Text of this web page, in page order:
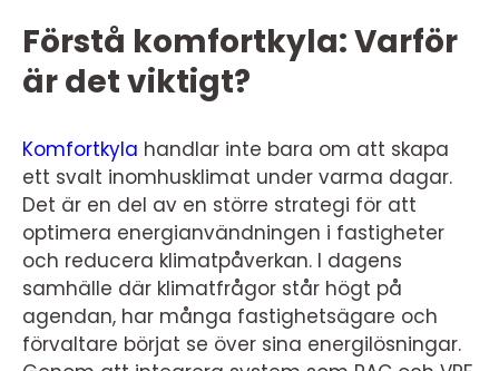
Förstå komfortkyla: Varför
är det viktigt?
Komfortkyla handlar inte bara om att skapa
ett svalt inomhusklimat under varma dagar.
Det är en del av en större strategi för att
optimera energianvändningen i fastigheter
och reducera klimatpåverkan. I dagens
samhälle där klimatfrågor står högt på
agendan, har många fastighetsägare och
förvaltare börjat se över sina energilösningar.